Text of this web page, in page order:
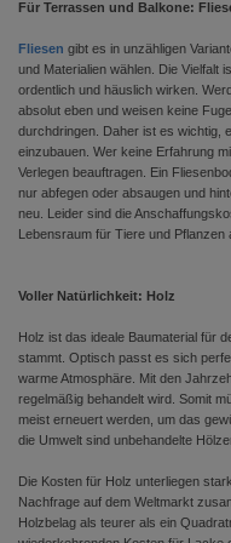
Für Terrassen und Balkone:
Fliesen gibt es in unzähligen
und Materialien wählen. Die Vielfalt
ordentlich und häuslich wirken.
absolut eben und weisen keine
durchdringen. Daher ist es wichtig,
einzubauen. Wer keine Erfahrung
Verlegen beauftragen. Ein
nur abfegen oder absaugen und
neu. Leider sind die
Lebensraum für Tiere und Pflanzen
Voller Natürlichkeit: Holz
Holz ist das ideale Baumaterial für
stammt. Optisch passt es sich
warme Atmosphäre. Mit den
regelmäßig behandelt wird. Somit
meist erneuert werden, um das
die Umwelt sind unbehandelte
Die Kosten für Holz unterliegen
Nachfrage auf dem Weltmarkt
Holzbelag als teurer als ein